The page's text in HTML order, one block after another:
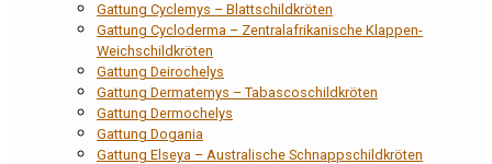
Gattung Cyclemys – Blattschildkröten
Gattung Cycloderma – Zentralafrikanische Klappen-
Weichschildkröten
Gattung Deirochelys
Gattung Dermatemys – Tabascoschildkröten
Gattung Dermochelys
Gattung Dogania
Gattung Elseya – Australische Schnappschildkröten